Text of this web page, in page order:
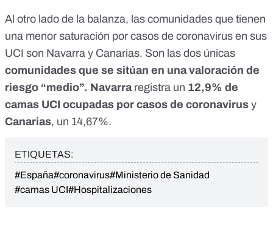
Al otro lado de la balanza, las comunidades que tienen
una menor saturación por casos de coronavirus en sus
UCI son Navarra y Canarias. Son las dos únicas
comunidades que se sitúan en una valoración de
riesgo “medio”. Navarraregistra un 12,9% de
camas UCI ocupadas por casos de coronavirus y
Canarias, un 14,67%.
ETIQUETAS:
#España#coronavirus#Ministerio de Sanidad
#camas UCI#Hospitalizaciones